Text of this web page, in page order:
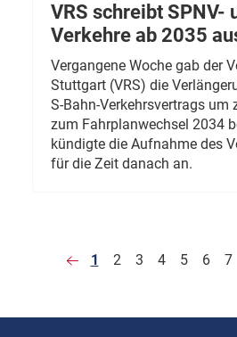
VRS schreibt SPNV-
Verkehre ab 2035
Vergangene Woche gab der
Stuttgart (VRS) die
S-Bahn-Verkehrsvertrags um
zum Fahrplanwechsel 2034
kündigte die Aufnahme des
für die Zeit danach an.
1 2 3 4 5 6 7